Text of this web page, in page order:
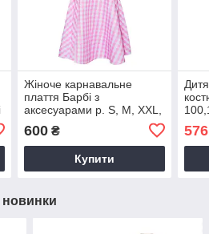
Жіноче карнавальне
плаття Барбі з
аксесуарами р. S, M, XXL,
косплею, свято, Хелловін,
тематична вечірка
600₴
Купити
для
576
новинки